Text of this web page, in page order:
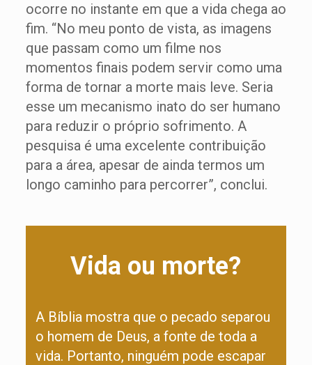
ocorre no instante em que a vida chega ao
fim. “No meu ponto de vista, as imagens
que passam como um filme nos
momentos finais podem servir como uma
forma de tornar a morte mais leve. Seria
esse um mecanismo inato do ser humano
para reduzir o próprio sofrimento. A
pesquisa é uma excelente contribuição
para a área, apesar de ainda termos um
longo caminho para percorrer”, conclui.
Vida ou morte?
A Bíblia mostra que o pecado separou
o homem de Deus, a fonte de toda a
vida. Portanto, ninguém pode escapar